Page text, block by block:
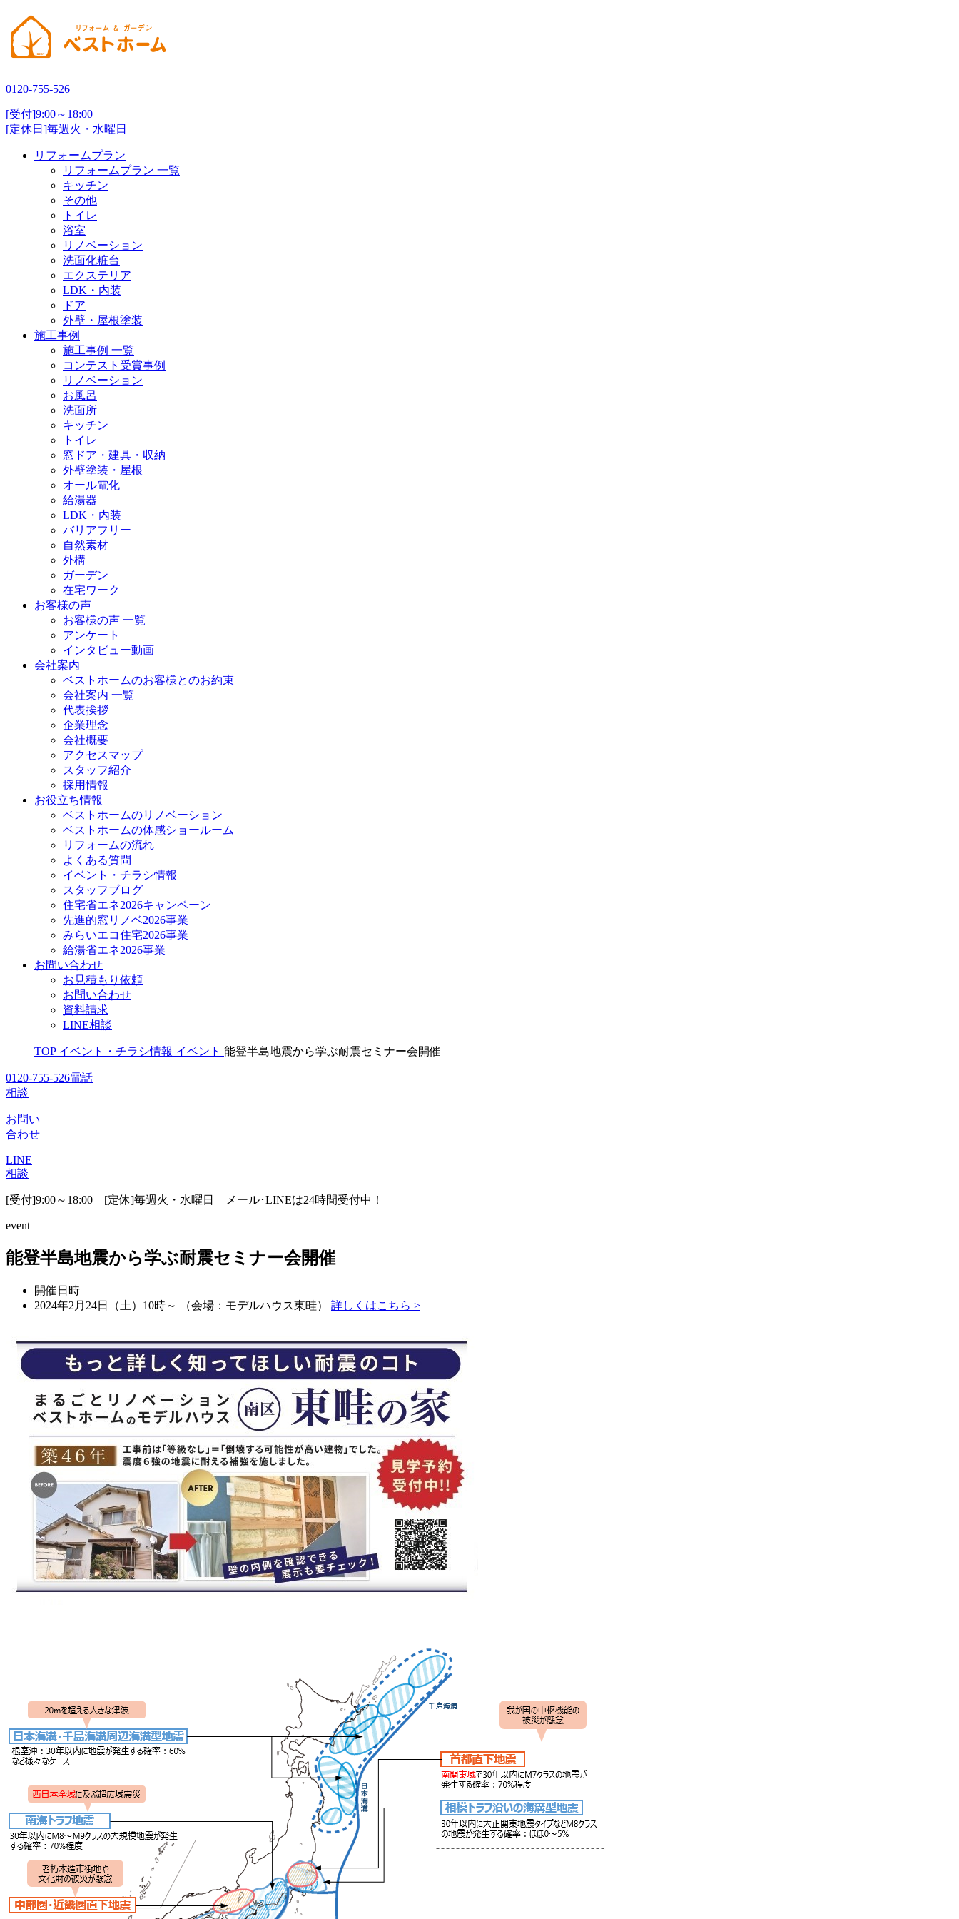
0120-755-526
[受付]9:00～18:00
[定休日]毎週火・水曜日
リフォームプラン
リフォームプラン 一覧
キッチン
その他
トイレ
浴室
リノベーション
洗面化粧台
エクステリア
LDK・内装
ドア
外壁・屋根塗装
施工事例
施工事例 一覧
コンテスト受賞事例
リノベーション
お風呂
洗面所
キッチン
トイレ
窓ドア・建具・収納
外壁塗装・屋根
オール電化
給湯器
LDK・内装
バリアフリー
自然素材
外構
ガーデン
在宅ワーク
お客様の声
お客様の声 一覧
アンケート
インタビュー動画
会社案内
ベストホームのお客様とのお約束
会社案内 一覧
代表挨拶
企業理念
会社概要
アクセスマップ
スタッフ紹介
採用情報
お役立ち情報
ベストホームのリノベーション
ベストホームの体感ショールーム
リフォームの流れ
よくある質問
イベント・チラシ情報
スタッフブログ
住宅省エネ2026キャンペーン
先進的窓リノベ2026事業
みらいエコ住宅2026事業
給湯省エネ2026事業
お問い合わせ
お見積もり依頼
お問い合わせ
資料請求
LINE相談
TOP イベント・チラシ情報 イベント 能登半島地震から学ぶ耐震セミナー会開催
0120-755-526電話
相談
お問い
合わせ
LINE
相談
[受付]9:00～18:00 [定休]毎週火・水曜日 メール･LINEは24時間受付中！
event
能登半島地震から学ぶ耐震セミナー会開催
開催日時
2024年2月24日（土）10時～ （会場：モデルハウス東畦） 詳しくはこちら >